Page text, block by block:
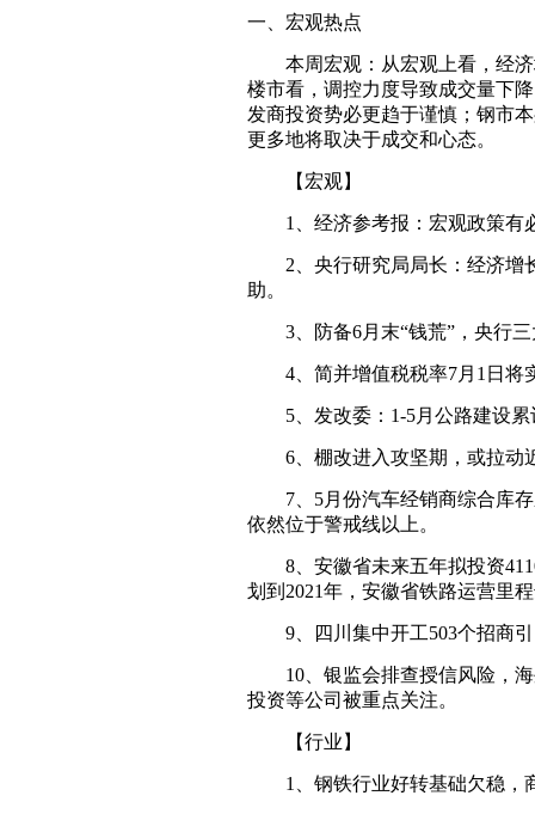
一、宏观热点
本周宏观：从宏观上看，经济
楼市看，调控力度导致成交量下
发商投资势必更趋于谨慎；钢市
更多地将取决于成交和心态。
【宏观】
1、经济参考报：宏观政策有
2、央行研究局局长：经济增长
助。
3、防备6月末“钱荒”，央行三
4、简并增值税税率7月1日将
5、发改委：1-5月公路建设累
6、棚改进入攻坚期，或拉动
7、5月份汽车经销商综合库存
依然位于警戒线以上。
8、安徽省未来五年拟投资4110
划到2021年，安徽省铁路运营里
9、四川集中开工503个招商引
10、银监会排查授信风险，海
投资等公司被重点关注。
【行业】
1、钢铁行业好转基础欠稳，